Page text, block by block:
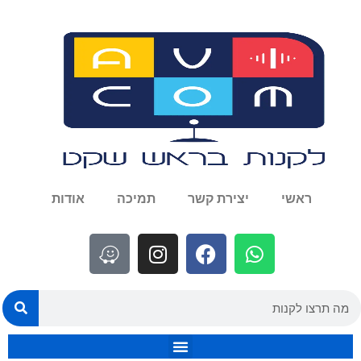
ראשי יצירת קשר תמיכה אודות